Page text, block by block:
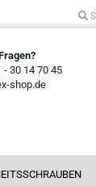
30 14 70 45
shop.de